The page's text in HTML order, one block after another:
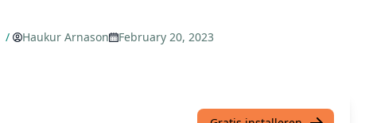
/ Haukur Arnason
February 20, 2023